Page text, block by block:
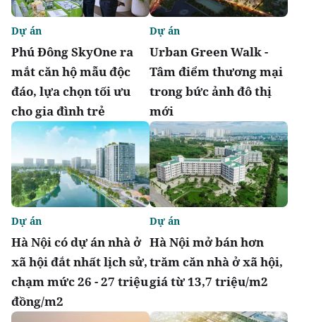
Phú Đông SkyOne ra
mắt căn hộ mẫu độc
đáo, lựa chọn tối ưu
cho gia đình trẻ
Dự án
Urban Green Walk -
Tâm điểm thương mại
trong bức ảnh đô thị
mới
Dự án
Hà Nội có dự án nhà ở
xã hội đắt nhất lịch sử,
chạm mức 26 - 27 triệu
đồng/m2
Dự án
Hà Nội mở bán hơn
trăm căn nhà ở xã hội,
giá từ 13,7 triệu/m2
Dự án